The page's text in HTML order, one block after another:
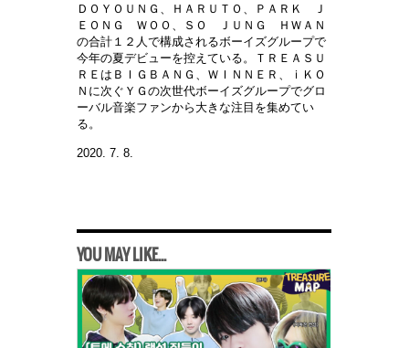
ＤＯＹＯＵＮＧ、ＨＡＲＵＴＯ、ＰＡＲＫ Ｊ
ＥＯＮＧ ＷＯＯ、ＳＯ ＪＵＮＧ ＨＷＡＮ
の合計１２人で構成されるボーイズグループで
今年の夏デビューを控えている。ＴＲＥＡＳＵ
ＲＥはＢＩＧＢＡＮＧ、ＷＩＮＮＥＲ、ｉＫＯ
Ｎに次ぐＹＧの次世代ボーイズグループでグロ
ーバル音楽ファンから大きな注目を集めてい
る。
2020. 7. 8.
YOU MAY LIKE...